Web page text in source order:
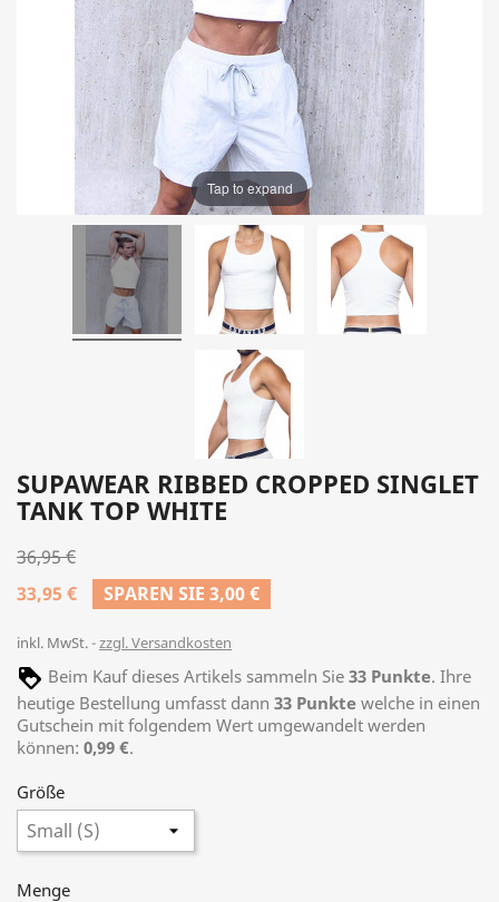
Tap to expand
SUPAWEAR RIBBED CROPPED SINGLET
TANK TOP WHITE
36,95 €
33,95 €
SPAREN SIE 3,00 €
inkl. MwSt. zzgl. Versandkosten
Beim Kauf dieses Artikels sammeln Sie 33 Punkte. Ihre
heutige Bestellung umfasst dann 33 Punkte welche in einen
Gutschein mit folgendem Wert umgewandelt werden
können: 0,99 €.
Größe
Menge